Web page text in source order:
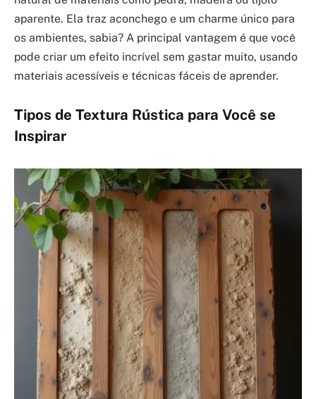
aparente. Ela traz aconchego e um charme único para
os ambientes, sabia? A principal vantagem é que você
pode criar um efeito incrível sem gastar muito, usando
materiais acessíveis e técnicas fáceis de aprender.
Tipos de Textura Rústica para Você se
Inspirar